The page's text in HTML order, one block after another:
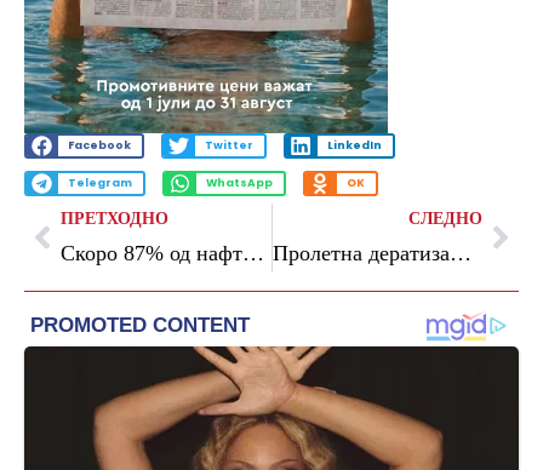
Facebook Twitter LinkedIn
Telegram WhatsApp OK
ПРЕТХОДНО
Скоро 87% од нафтените деривати минатата година во Македонија биле увезени од Грција
СЛЕДНО
Пролетна дератизација во општина Аеродром